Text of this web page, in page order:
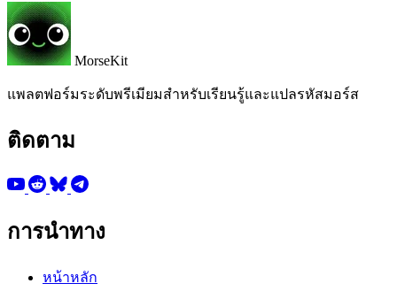
MorseKit
แพลตฟอร์มระดับพรีเมียมสำหรับเรียนรู้และแปลรหัสมอร์ส
ติดตาม
การนำทาง
หน้าหลัก